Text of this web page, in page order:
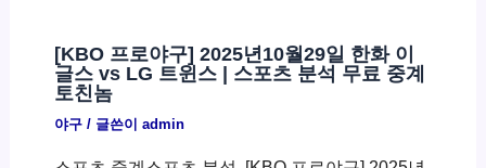
[KBO 프로야구] 2025년10월29일 한화 이
글스 vs LG 트윈스 | 스포츠 분석 무료 중계
토친놈
야구/ 글쓴이 admin